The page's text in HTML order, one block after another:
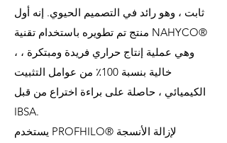
ثابت ، وهو رائد في التصميم الحيوي. إنه أول
منتج تم تطويره باستخدام تقنية NAHYCO®
، وهي عملية إنتاج حراري فريدة ومبتكرة ،
خالية بنسبة 100٪ من عوامل التثبيت
الكيميائي ، حاصلة على براءة اختراع من قبل
IBSA.
يستخدم PROFHILO® لإزالة الأنسجة